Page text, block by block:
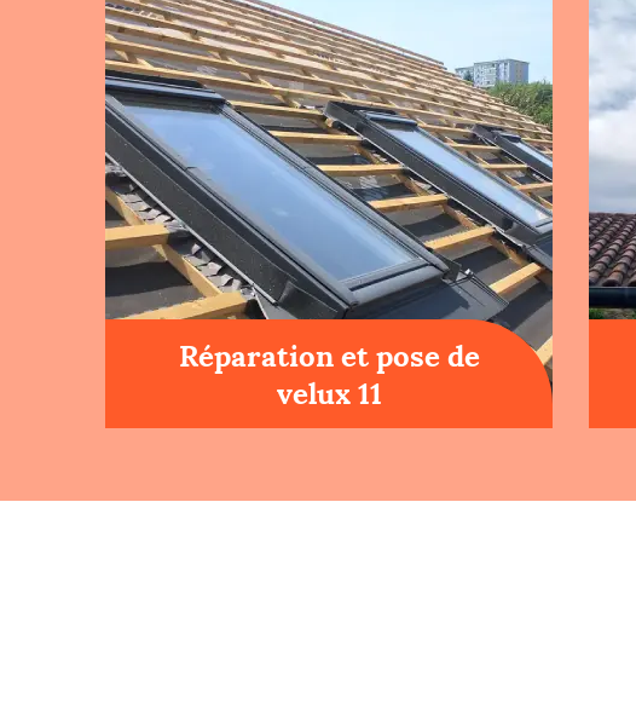
Réparation et pose de
velux 11